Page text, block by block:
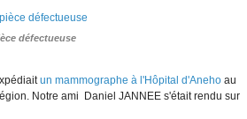
défectueuse
un mammographe à l'Hôpital d'Aneho au
Notre ami Daniel JANNEE s'était rendu sur